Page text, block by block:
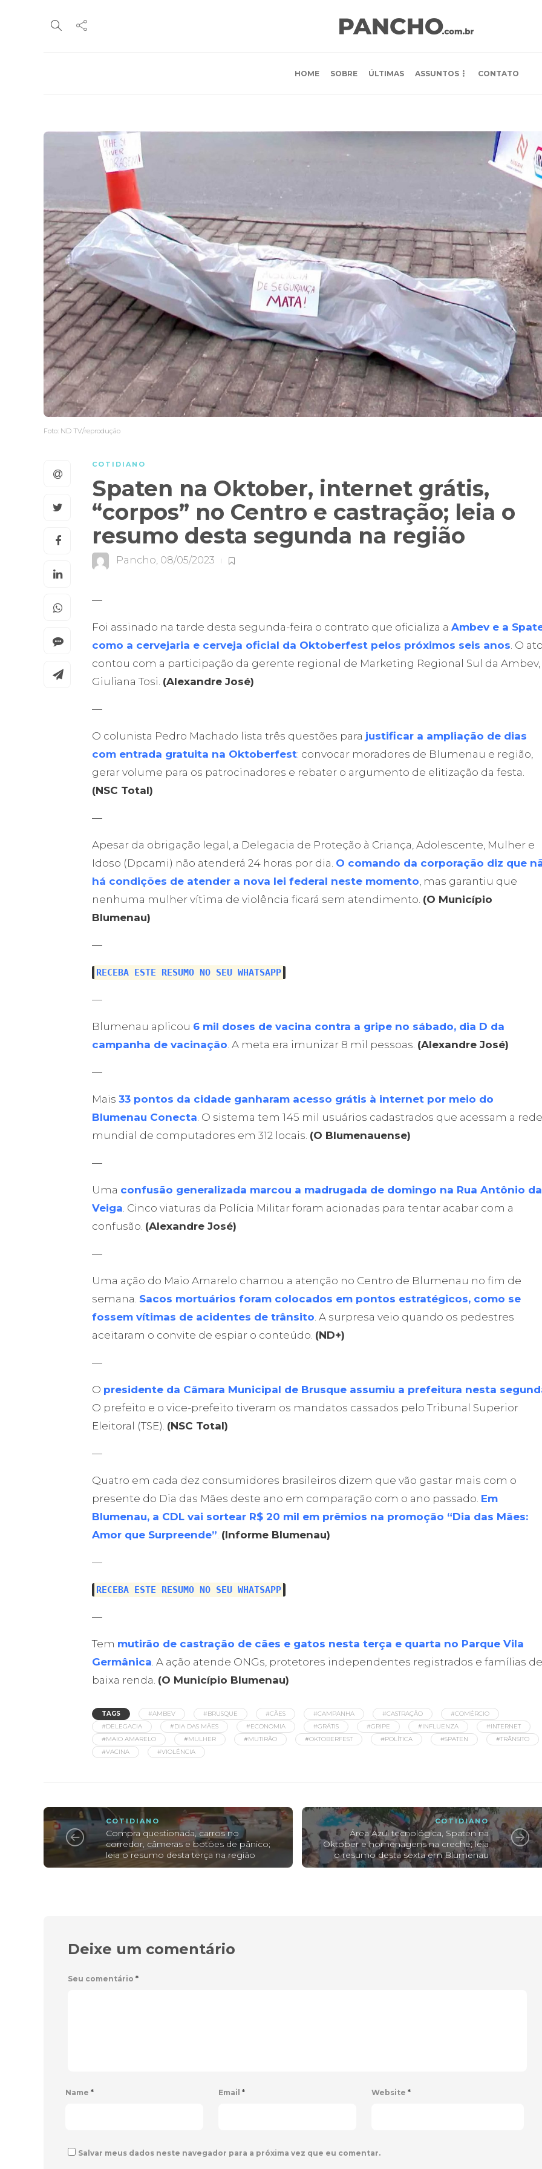
HOME SOBRE ÚLTIMAS ASSUNTOS CONTATO
Foto: ND TV/reprodução
COTIDIANO
Spaten na Oktober, internet grátis,
“corpos” no Centro e castração; leia o
resumo desta segunda na região
Pancho, 08/05/2023
—
Foi assinado na tarde desta segunda-feira o contrato que oficializa a Ambev e a
como a cervejaria e cerveja oficial da Oktoberfest pelos próximos seis anos. O
contou com a participação da gerente regional de Marketing Regional Sul da Ambev,
Giuliana Tosi. (Alexandre José)
—
O colunista Pedro Machado lista três questões para justificar a ampliação de dias
com entrada gratuita na Oktoberfest: convocar moradores de Blumenau e região,
gerar volume para os patrocinadores e rebater o argumento de elitização da festa.
(NSC Total)
—
Apesar da obrigação legal, a Delegacia de Proteção à Criança, Adolescente, Mulher e
Idoso (Dpcami) não atenderá 24 horas por dia. O comando da corporação diz que
há condições de atender a nova lei federal neste momento, mas garantiu que
nenhuma mulher vítima de violência ficará sem atendimento. (O Município
Blumenau)
—
RECEBA ESTE RESUMO NO SEU WHATSAPP
—
Blumenau aplicou 6 mil doses de vacina contra a gripe no sábado, dia D da
campanha de vacinação. A meta era imunizar 8 mil pessoas. (Alexandre José)
—
Mais 33 pontos da cidade ganharam acesso grátis à internet por meio do
Blumenau Conecta. O sistema tem 145 mil usuários cadastrados que acessam a rede
mundial de computadores em 312 locais. (O Blumenauense)
—
Uma confusão generalizada marcou a madrugada de domingo na Rua Antônio da
Veiga. Cinco viaturas da Polícia Militar foram acionadas para tentar acabar com a
confusão. (Alexandre José)
—
Uma ação do Maio Amarelo chamou a atenção no Centro de Blumenau no fim de
semana. Sacos mortuários foram colocados em pontos estratégicos, como se
fossem vítimas de acidentes de trânsito. A surpresa veio quando os pedestres
aceitaram o convite de espiar o conteúdo. (ND+)
—
O presidente da Câmara Municipal de Brusque assumiu a prefeitura nesta
O prefeito e o vice-prefeito tiveram os mandatos cassados pelo Tribunal Superior
Eleitoral (TSE). (NSC Total)
—
Quatro em cada dez consumidores brasileiros dizem que vão gastar mais com o
presente do Dia das Mães deste ano em comparação com o ano passado. Em
Blumenau, a CDL vai sortear R$ 20 mil em prêmios na promoção “Dia das Mães:
Amor que Surpreende”. (Informe Blumenau)
—
RECEBA ESTE RESUMO NO SEU WHATSAPP
—
Tem mutirão de castração de cães e gatos nesta terça e quarta no Parque Vila
Germânica. A ação atende ONGs, protetores independentes registrados e famílias de
baixa renda. (O Município Blumenau)
TAGS #AMBEV #BRUSQUE #CÃES #CAMPANHA #CASTRAÇÃO
#COMÉRCIO
#DELEGACIA
#DIA DAS MÃES #ECONOMIA #GRÁTIS #GRIPE #INFLUENZA
#INTERNET
#MAIO AMARELO
#MULHER #MUTIRÃO #OKTOBERFEST #POLÍTICA #SPATEN
#TRÂNSITO
#VACINA
#VIOLÊNCIA
COTIDIANO
Compra questionada, carros no
corredor, câmeras e botões de pânico;
leia o resumo desta terça na região
COTIDIANO
Área Azul tecnológica, Spaten na
Oktober e homenagens na creche; leia
o resumo desta sexta em Blumenau
Deixe um comentário
Seu comentário *
Name * Email * Website *
Salvar meus dados neste navegador para a próxima vez que eu comentar.